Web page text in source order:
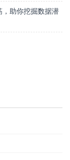
助你挖掘数据潜